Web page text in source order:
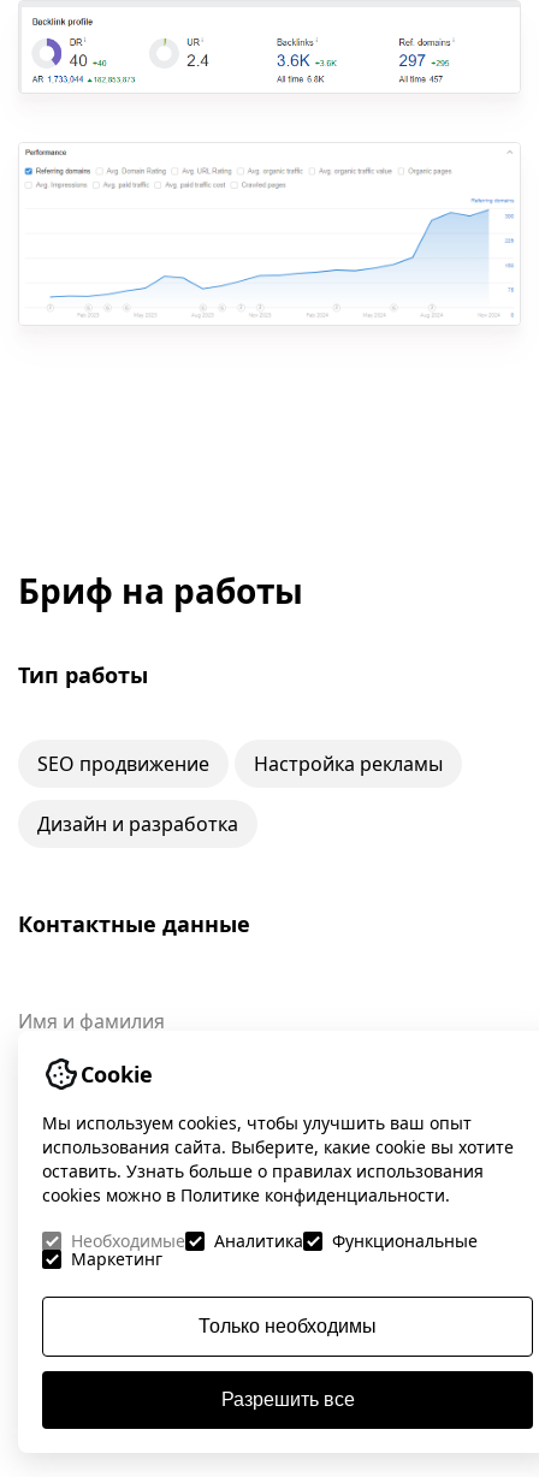
Бриф на работы
Тип работы
SEO продвижение Настройка рекламы
Дизайн и разработка
Контактные данные
Имя и фамилия
Эл. почта
Ссылка на сайт
Расскажите о проекте
Cookie
Мы используем cookies, чтобы улучшить ваш опыт
использования сайта. Выберите, какие cookie вы хотите
оставить. Узнать больше о правилах использования
cookies можно в Политике конфиденциальности.
Необходимые
Аналитика Функциональные
Маркетинг
Только необходимы
Разрешить все